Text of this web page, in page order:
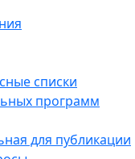
списки
программ
для публикации